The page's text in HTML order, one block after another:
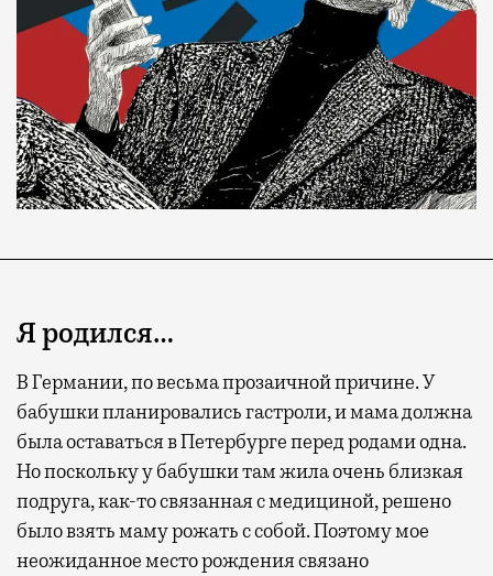
Я родился…
В Германии, по весьма прозаичной причине. У
бабушки планировались гастроли, и мама должна
была оставаться в Петербурге перед родами одна.
Но поскольку у бабушки там жила очень близкая
подруга, как-то связанная с медициной, решено
было взять маму рожать с собой. Поэтому мое
неожиданное место рождения связано